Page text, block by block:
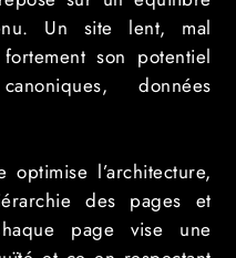
Un site lent, mal
son potentiel
données
l’architecture,
des pages et
page vise une